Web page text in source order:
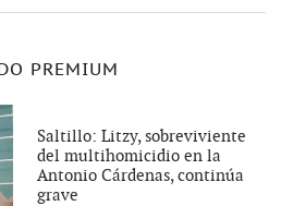
PREMIUM
Saltillo: Litzy, sobreviviente
del multihomicidio en la
Antonio Cárdenas, continúa
grave